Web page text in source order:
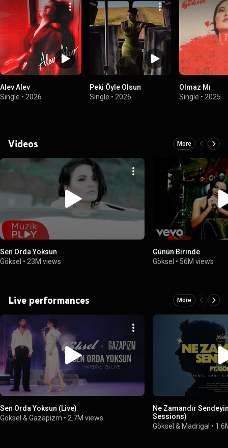
Alev Alev
Single • 2026
Peki Öyle Olsun
Single • 2026
Olmaz Mı
Single • 2025
Videos More
Sen Orda Yoksun
Göksel • 23M views
Günün Birinde
Göksel • 56M views
Live performances More
Sen Orda Yoksun (Live)
Göksel & Gazapizm • 2.7M views
Ne Zamandır
Sessions)
Göksel & Madrigal •